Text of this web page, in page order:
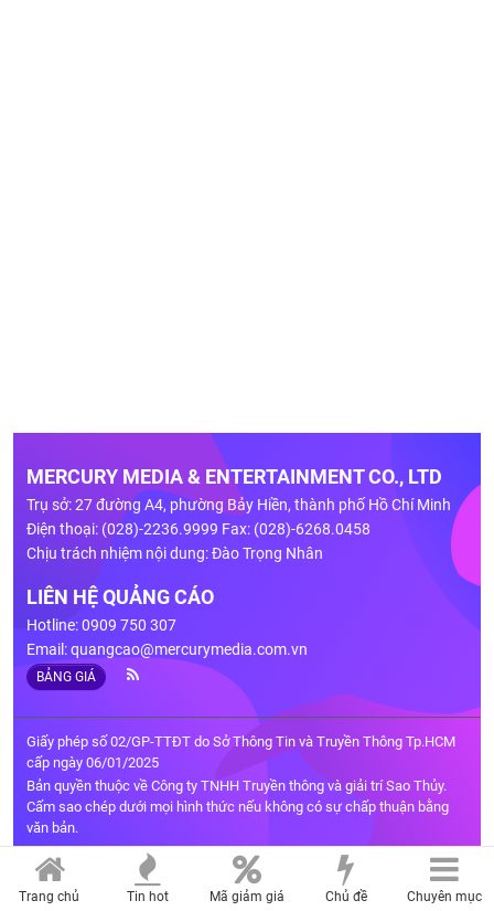
MERCURY MEDIA & ENTERTAINMENT CO., LTD
Trụ sở: 27 đường A4, phường Bảy Hiền, thành phố Hồ Chí Minh
Điện thoại: (028)-2236.9999 Fax: (028)-6268.0458
Chịu trách nhiệm nội dung: Đào Trọng Nhân
LIÊN HỆ QUẢNG CÁO
Hotline: 0909 750 307
Email:quangcao@mercurymedia.com.vn
BẢNG GIÁ
Giấy phép số 02/GP-TTĐT do Sở Thông Tin và Truyền Thông Tp.HCM
cấp ngày 06/01/2025
Bản quyền thuộc về Công ty TNHH Truyền thông và giải trí Sao Thủy.
Cấm sao chép dưới mọi hình thức nếu không có sự chấp thuận bằng
văn bản.
Trang chủ Tin hot Mã giảm giá Chủ đề Chuyên mục